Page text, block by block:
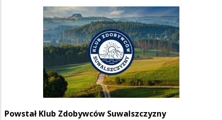
Powstał Klub Zdobywców Suwalszczyzny